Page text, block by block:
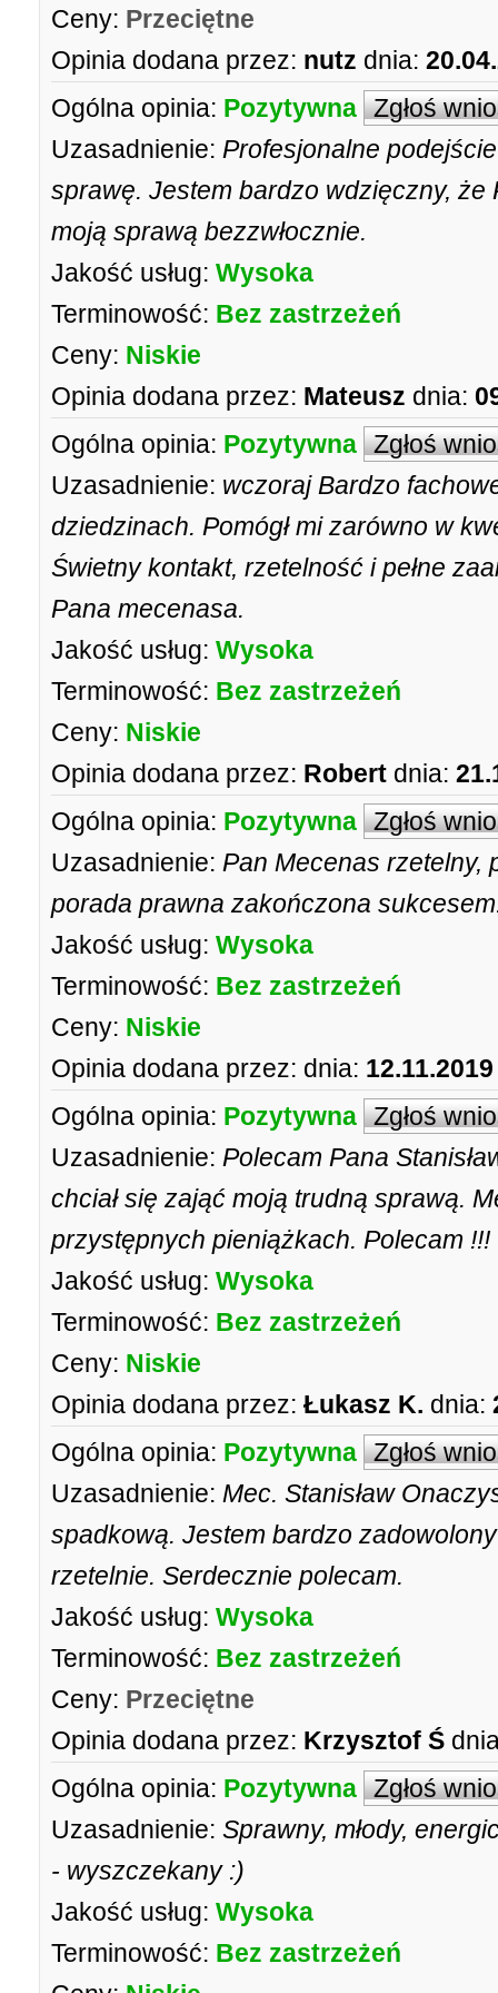
Ceny: Przeciętne
Opinia dodana przez: nutz dnia:
Ogólna opinia: Pozytywna Zgłoś
Uzasadnienie: Profesjonalne
sprawę. Jestem bardzo wdzięczny, że
moją sprawą bezzwłocznie.
Jakość usług: Wysoka
Terminowość: Bez zastrzeżeń
Ceny: Niskie
Opinia dodana przez: Mateusz dnia:
Ogólna opinia: Pozytywna Zgłoś
Uzasadnienie: wczoraj Bardzo
dziedzinach. Pomógł mi zarówno w
Świetny kontakt, rzetelność i pełne
Pana mecenasa.
Jakość usług: Wysoka
Terminowość: Bez zastrzeżeń
Ceny: Niskie
Opinia dodana przez: Robert dnia:
Ogólna opinia: Pozytywna Zgłoś
Uzasadnienie: Pan Mecenas rzetelny,
porada prawna zakończona
Jakość usług: Wysoka
Terminowość: Bez zastrzeżeń
Ceny: Niskie
Opinia dodana przez: dnia:
Ogólna opinia: Pozytywna Zgłoś
Uzasadnienie: Polecam Pana
chciał się zająć moją trudną sprawą.
przystępnych pieniążkach. Polecam !!!
Jakość usług: Wysoka
Terminowość: Bez zastrzeżeń
Ceny: Niskie
Opinia dodana przez: Łukasz K. dnia:
Ogólna opinia: Pozytywna Zgłoś
Uzasadnienie: Mec. Stanisław
spadkową. Jestem bardzo
rzetelnie. Serdecznie polecam.
Jakość usług: Wysoka
Terminowość: Bez zastrzeżeń
Ceny: Przeciętne
Opinia dodana przez: Krzysztof Ś
Ogólna opinia: Pozytywna Zgłoś
Uzasadnienie: Sprawny, młody,
- wyszczekany :)
Jakość usług: Wysoka
Terminowość: Bez zastrzeżeń